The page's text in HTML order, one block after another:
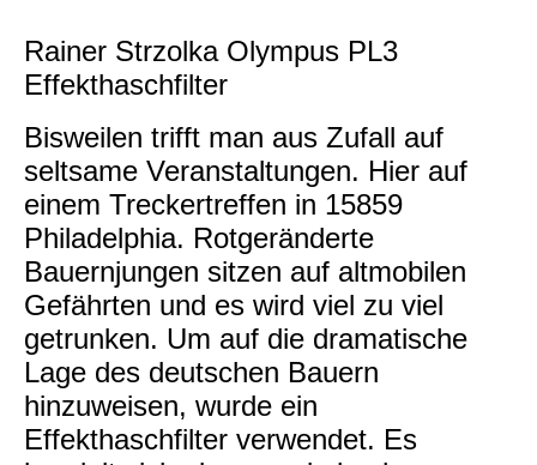
Rainer Strzolka Olympus PL3
Effekthaschfilter
Bisweilen trifft man aus Zufall auf
seltsame Veranstaltungen. Hier auf
einem Treckertreffen in 15859
Philadelphia. Rotgeränderte
Bauernjungen sitzen auf altmobilen
Gefährten und es wird viel zu viel
getrunken. Um auf die dramatische
Lage des deutschen Bauern
hinzuweisen, wurde ein
Effekthaschfilter verwendet. Es